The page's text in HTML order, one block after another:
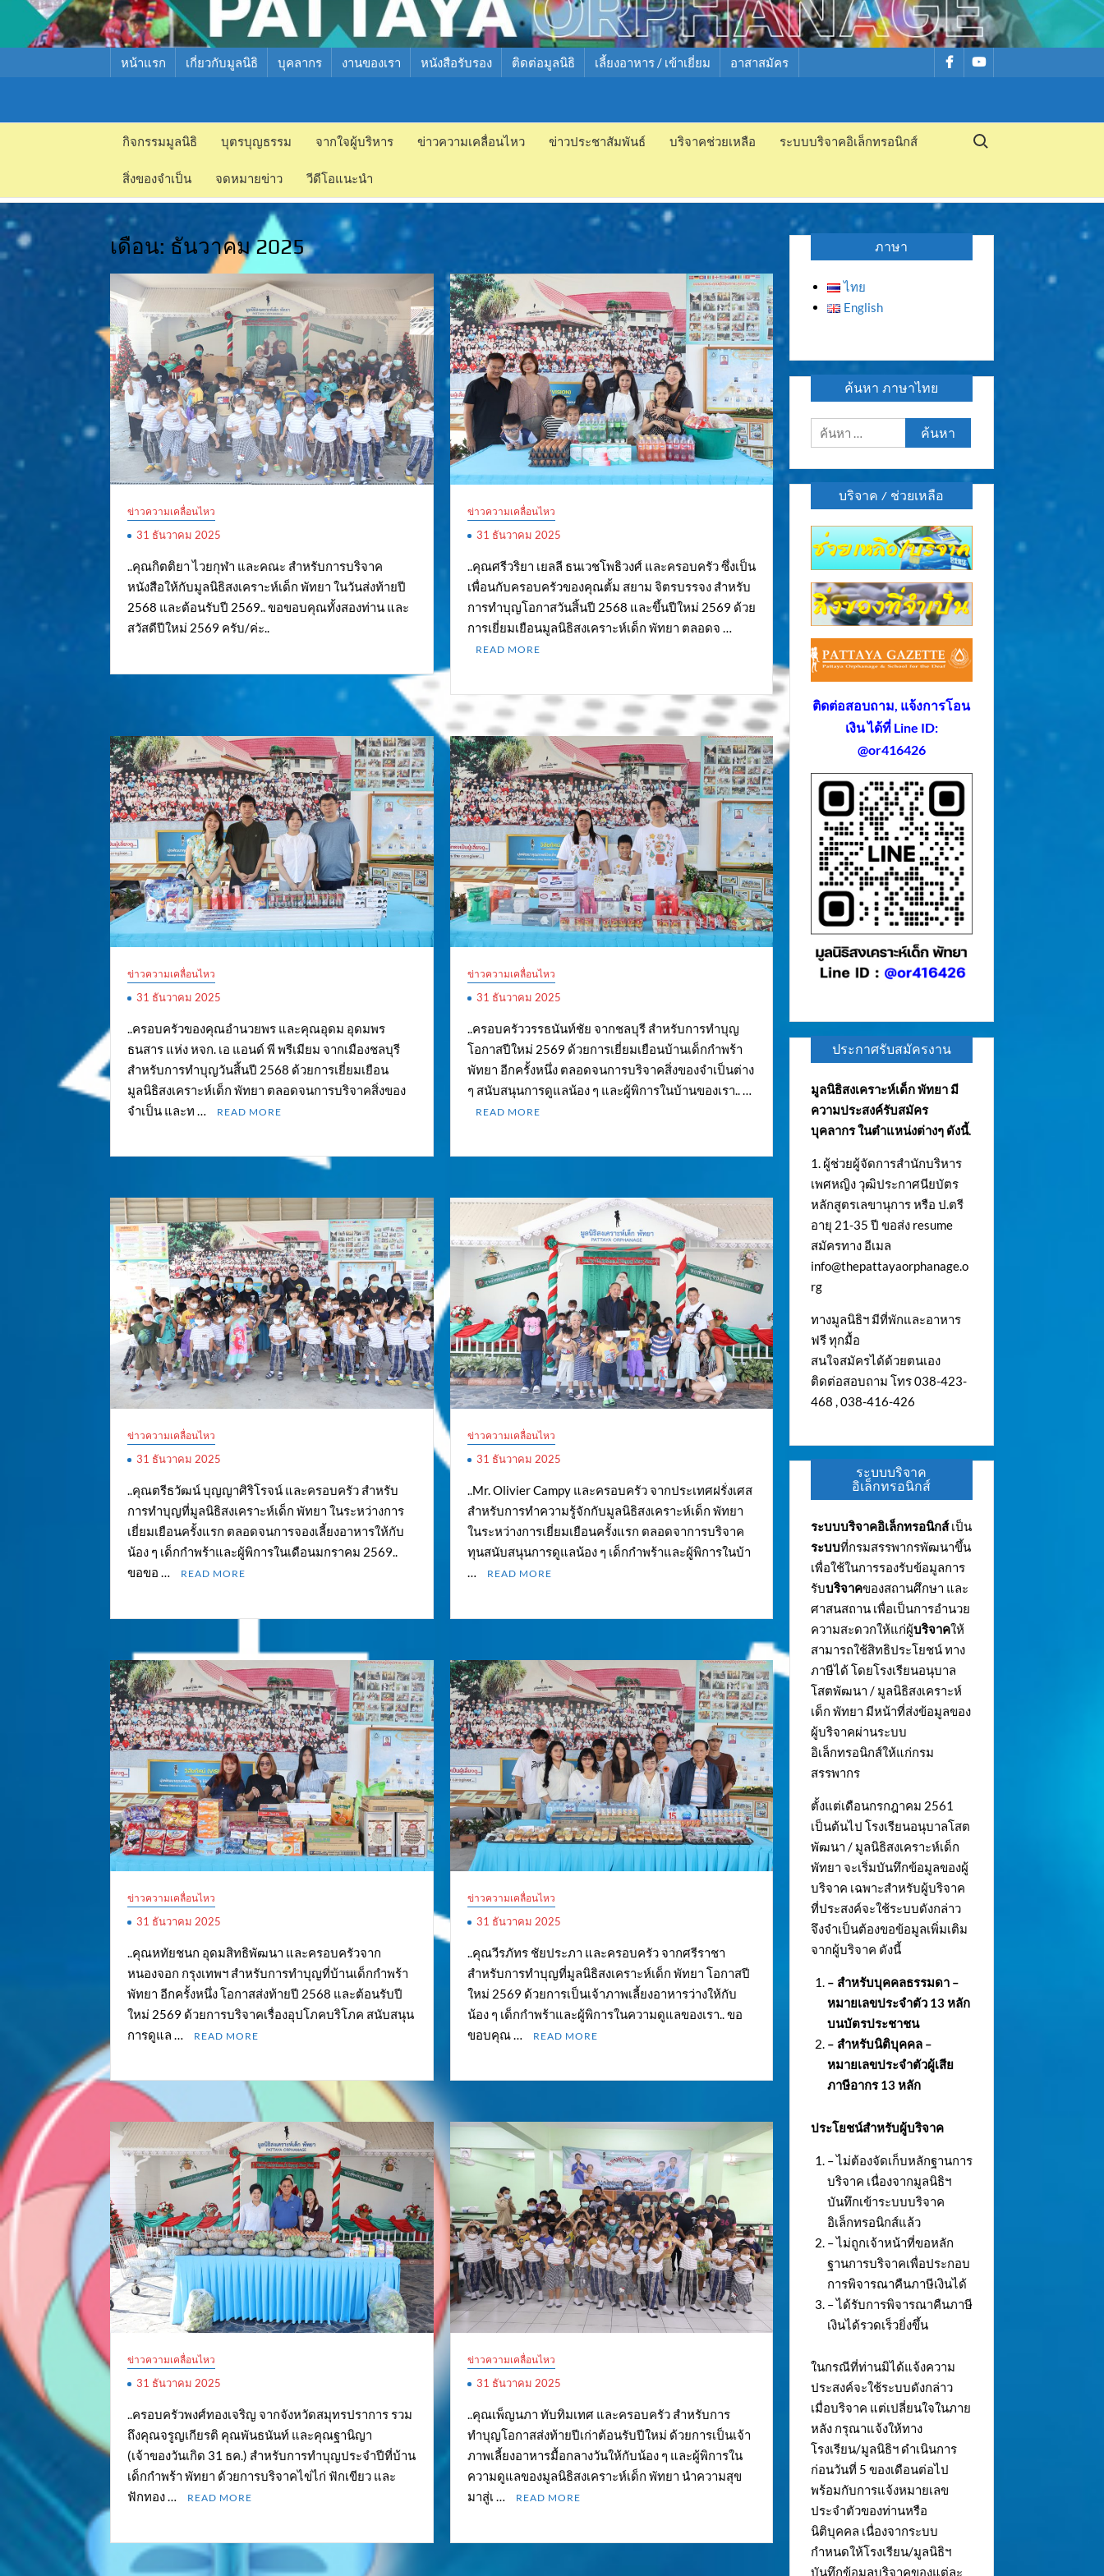
หน้าแรก เกี่ยวกับมูลนิธิ บุคลากร งานของเรา หนังสือรับรอง ติดต่อมูลนิธิ เลี้ยงอาหาร / เข้าเยี่ยม อาสาสมัคร รายการรายการ
มูลนิธิ
สงเคราะห์
เด็ก พัทยา
กิจกรรมมูลนิธิ บุตรบุญธรรม จากใจผู้บริหาร ข่าวความเคลื่อนไหว ข่าวประชาสัมพันธ์ บริจาคช่วยเหลือ ระบบบริจาคอิเล็กทรอนิกส์
สิ่งของจำเป็น จดหมายข่าว วีดีโอแนะนำ
Search for:
เดือน: ธันวาคม 2025
ข่าวความเคลื่อนไหว
31 ธันวาคม 2025
..คุณกิตติยา ไวยกุฬา และคณะ สำหรับการบริจาค
หนังสือให้กับมูลนิธิสงเคราะห์เด็ก พัทยา ในวันส่งท้ายปี
2568 และต้อนรับปี 2569.. ขอขอบคุณทั้งสองท่าน และ
สวัสดีปีใหม่ 2569 ครับ/ค่ะ..
ข่าวความเคลื่อนไหว
31 ธันวาคม 2025
..คุณศรีวริยา เยลลี ธนเวชโพธิวงศ์ และครอบครัว ซึ่งเป็น
เพื่อนกับครอบครัวของคุณตั้ม สยาม จิตรบรรจง สำหรับ
การทำบุญโอกาสวันสิ้นปี 2568 และขึ้นปีใหม่ 2569 ด้วย
การเยี่ยมเยือนมูลนิธิสงเคราะห์เด็ก พัทยา ตลอดจ …
READ MORE
ข่าวความเคลื่อนไหว
31 ธันวาคม 2025
..ครอบครัวของคุณอำนวยพร และคุณอุดม อุดมพร
ธนสาร แห่ง หจก. เอ แอนด์ พี พรีเมียม จากเมืองชลบุรี
สำหรับการทำบุญวันสิ้นปี 2568 ด้วยการเยี่ยมเยือน
มูลนิธิสงเคราะห์เด็ก พัทยา ตลอดจนการบริจาคสิ่งของ
จำเป็น และท …
READ MORE
ข่าวความเคลื่อนไหว
31 ธันวาคม 2025
..ครอบครัววรรธนันท์ชัย จากชลบุรี สำหรับการทำบุญ
โอกาสปีใหม่ 2569 ด้วยการเยี่ยมเยือนบ้านเด็กกำพร้า
พัทยา อีกครั้งหนึ่ง ตลอดจนการบริจาคสิ่งของจำเป็นต่าง
ๆ สนับสนุนการดูแลน้อง ๆ และผู้พิการในบ้านของเรา.. …
READ MORE
ข่าวความเคลื่อนไหว
31 ธันวาคม 2025
..คุณตรีธวัฒน์ บุญญาศิริโรจน์ และครอบครัว สำหรับ
การทำบุญที่มูลนิธิสงเคราะห์เด็ก พัทยา ในระหว่างการ
เยี่ยมเยือนครั้งแรก ตลอดจนการจองเลี้ยงอาหารให้กับ
น้อง ๆ เด็กกำพร้าและผู้พิการในเดือนมกราคม 2569..
ขอขอ …
READ MORE
ข่าวความเคลื่อนไหว
31 ธันวาคม 2025
..Mr. Olivier Campy และครอบครัว จากประเทศฝรั่งเศส
สำหรับการทำความรู้จักกับมูลนิธิสงเคราะห์เด็ก พัทยา
ในระหว่างการเยี่ยมเยือนครั้งแรก ตลอดจาการบริจาค
ทุนสนับสนุนการดูแลน้อง ๆ เด็กกำพร้าและผู้พิการในบ้า
…
READ MORE
ข่าวความเคลื่อนไหว
31 ธันวาคม 2025
..คุณหทัยชนก อุดมสิทธิพัฒนา และครอบครัวจาก
หนองจอก กรุงเทพฯ สำหรับการทำบุญที่บ้านเด็กกำพร้า
พัทยา อีกครั้งหนึ่ง โอกาสส่งท้ายปี 2568 และต้อนรับปี
ใหม่ 2569 ด้วยการบริจาคเรื่องอุปโภคบริโภค สนับสนุน
การดูแล …
READ MORE
ข่าวความเคลื่อนไหว
31 ธันวาคม 2025
..คุณวีรภัทร ชัยประภา และครอบครัว จากศรีราชา
สำหรับการทำบุญที่มูลนิธิสงเคราะห์เด็ก พัทยา โอกาสปี
ใหม่ 2569 ด้วยการเป็นเจ้าภาพเลี้ยงอาหารว่างให้กับ
น้อง ๆ เด็กกำพร้าและผู้พิการในความดูแลของเรา.. ขอ
ขอบคุณ …
READ MORE
ข่าวความเคลื่อนไหว
31 ธันวาคม 2025
..ครอบครัวพงศ์ทองเจริญ จากจังหวัดสมุทรปราการ รวม
ถึงคุณจรูญเกียรติ คุณพันธนันท์ และคุณฐานิญา
(เจ้าของวันเกิด 31 ธค.) สำหรับการทำบุญประจำปีที่บ้าน
เด็กกำพร้า พัทยา ด้วยการบริจาคไข่ไก่ ฟักเขียว และ
ฟักทอง …
READ MORE
ข่าวความเคลื่อนไหว
31 ธันวาคม 2025
..คุณเพ็ญนภา ทับทิมเทศ และครอบครัว สำหรับการ
ทำบุญโอกาสส่งท้ายปีเก่าต้อนรับปีใหม่ ด้วยการเป็นเจ้า
ภาพเลี้ยงอาหารมื้อกลางวันให้กับน้อง ๆ และผู้พิการใน
ความดูแลของมูลนิธิสงเคราะห์เด็ก พัทยา นำความสุข
มาสู่เ …
READ MORE
ภาษา
ไทย
English
ค้นหา ภาษาไทย
ค้นหา
สำหรับ:
บริจาค / ช่วยเหลือ
ติดต่อสอบถาม, แจ้งการโอน
เงิน ได้ที่ Line ID:
@or416426
ประกาศรับสมัครงาน
มูลนิธิสงเคราะห์เด็ก พัทยา มี
ความประสงค์รับสมัคร
บุคลากร ในตำแหน่งต่างๆ ดังนี้.
1. ผู้ช่วยผู้จัดการสำนักบริหาร
เพศหญิง วุฒิประกาศนียบัตร
หลักสูตรเลขานุการ หรือ ป.ตรี
อายุ 21-35 ปี ขอส่ง resume
สมัครทาง อีเมล
info@thepattayaorphanage.o
rg
ทางมูลนิธิฯ มีที่พักและอาหาร
ฟรี ทุกมื้อ
สนใจสมัครได้ด้วยตนเอง
ติดต่อสอบถาม โทร 038-423-
468 , 038-416-426
ระบบบริจาค
อิเล็กทรอนิกส์
ระบบบริจาคอิเล็กทรอนิกส์เป็น
ระบบที่กรมสรรพากรพัฒนาขึ้น
เพื่อใช้ในการรองรับข้อมูลการ
รับบริจาคของสถานศึกษา และ
ศาสนสถาน เพื่อเป็นการอำนวย
ความสะดวกให้แก่ผู้บริจาคให้
สามารถใช้สิทธิประโยชน์ ทาง
ภาษีได้ โดยโรงเรียนอนุบาล
โสตพัฒนา / มูลนิธิสงเคราะห์
เด็ก พัทยา มีหน้าที่ส่งข้อมูลของ
ผู้บริจาคผ่านระบบ
อิเล็กทรอนิกส์ให้แก่กรม
สรรพากร
ตั้งแต่เดือนกรกฎาคม 2561
เป็นต้นไป โรงเรียนอนุบาลโสต
พัฒนา / มูลนิธิสงเคราะห์เด็ก
พัทยา จะเริ่มบันทึกข้อมูลของผู้
บริจาค เฉพาะสำหรับผู้บริจาค
ที่ประสงค์จะใช้ระบบดังกล่าว
จึงจำเป็นต้องขอข้อมูลเพิ่มเติม
จากผู้บริจาค ดังนี้
– สำหรับบุคคลธรรมดา –
หมายเลขประจำตัว 13 หลัก
บนบัตรประชาชน
– สำหรับนิติบุคคล –
หมายเลขประจำตัวผู้เสีย
ภาษีอากร 13 หลัก
ประโยชน์สำหรับผู้บริจาค
– ไม่ต้องจัดเก็บหลักฐานการ
บริจาค เนื่องจากมูลนิธิฯ
บันทึกเข้าระบบบริจาค
อิเล็กทรอนิกส์แล้ว
– ไม่ถูกเจ้าหน้าที่ขอหลัก
ฐานการบริจาคเพื่อประกอบ
การพิจารณาคืนภาษีเงินได้
– ได้รับการพิจารณาคืนภาษี
เงินได้รวดเร็วยิ่งขึ้น
ในกรณีที่ท่านมิได้แจ้งความ
ประสงค์จะใช้ระบบดังกล่าว
เมื่อบริจาค แต่เปลี่ยนใจในภาย
หลัง กรุณาแจ้งให้ทาง
โรงเรียน/มูลนิธิฯ ดำเนินการ
ก่อนวันที่ 5 ของเดือนต่อไป
พร้อมกับการแจ้งหมายเลข
ประจำตัวของท่านหรือ
นิติบุคคล เนื่องจากระบบ
กำหนดให้โรงเรียน/มูลนิธิฯ
บันทึกข้อมูลบริจาคของแต่ละ